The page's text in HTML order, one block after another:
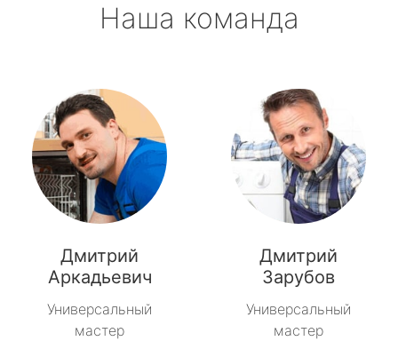
Наша команда
Дмитрий
Аркадьевич
Универсальный
мастер
Дмитрий
Зарубов
Универсальный
мастер